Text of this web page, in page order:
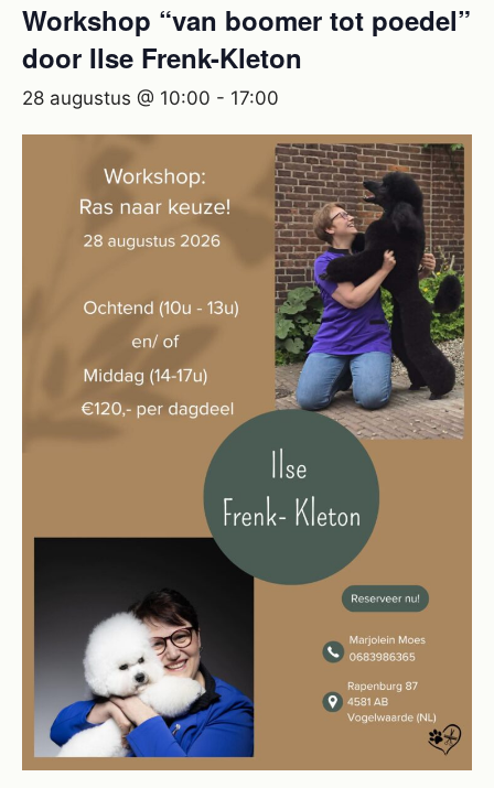
Workshop “van boomer tot poedel”
door Ilse Frenk-Kleton
28 augustus @ 10:00 - 17:00